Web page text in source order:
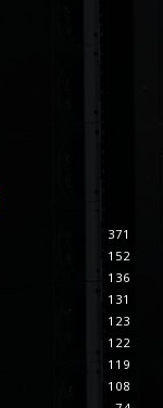
371
152
136
131
123
122
119
108